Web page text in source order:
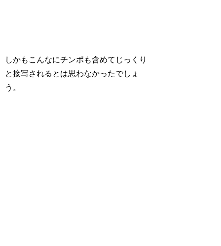
しかもこんなにチンポも含めてじっくり
と接写されるとは思わなかったでしょ
う。